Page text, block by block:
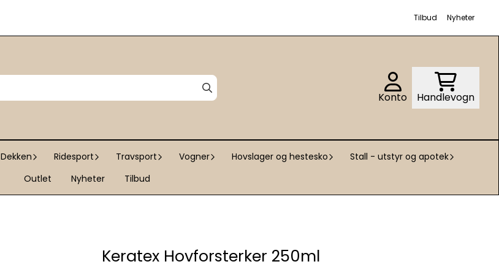
Tilbud Nyheter
Konto Handlevogn
Dekken Ridesport Travsport Vogner Hovslager og hestesko
Stall - utstyr og apotek
Outlet
Nyheter Tilbud
Keratex Hovforsterker 250ml